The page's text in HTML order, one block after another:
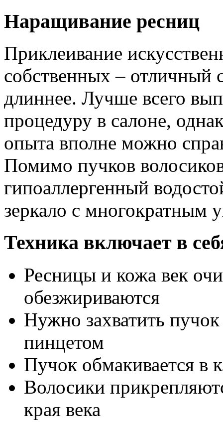
Наращивание ресниц
Приклеивание
собственных – отличный
длиннее. Лучше всего
процедуру в салоне,
опыта вполне можно
Помимо пучков
гипоаллергенный
зеркало с многократным
Техника включает в
Ресницы и кожа век
обезжириваются
Нужно захватить
пинцетом
Пучок обмакивается в
Волосики
края века